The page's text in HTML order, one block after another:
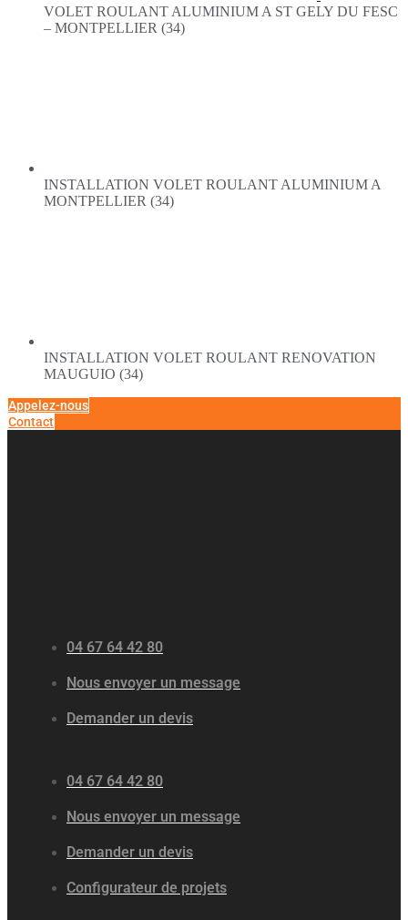
VOLET ROULANT ALUMINIUM A ST GELY DU FESC
– MONTPELLIER (34)
INSTALLATION VOLET ROULANT ALUMINIUM A
MONTPELLIER (34)
INSTALLATION VOLET ROULANT RENOVATION
MAUGUIO (34)
Appelez-nous
Contact
04 67 64 42 80
Nous envoyer un message
Demander un devis
04 67 64 42 80
Nous envoyer un message
Demander un devis
Configurateur de projets